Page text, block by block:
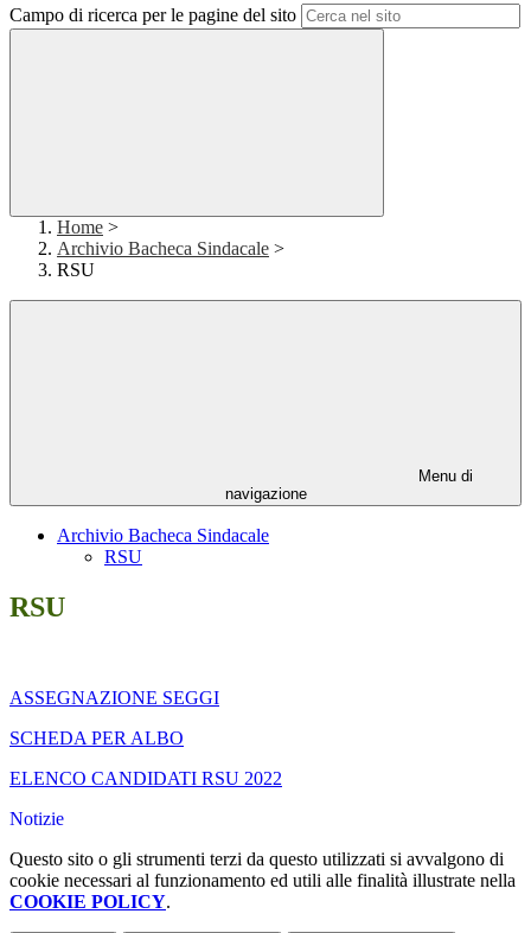
Campo di ricerca per le pagine del sito
Home >
Archivio Bacheca Sindacale >
RSU
Menu di
navigazione
Archivio Bacheca Sindacale
RSU
RSU
ASSEGNAZIONE SEGGI
SCHEDA PER ALBO
ELENCO CANDIDATI RSU 2022
Notizie
Questo sito o gli strumenti terzi da questo utilizzati si avvalgono di
cookie necessari al funzionamento ed utili alle finalità illustrate nella
COOKIE POLICY.